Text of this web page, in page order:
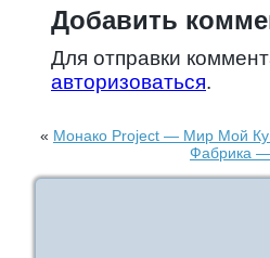
Добавить
Для отправки
авторизоваться.
« Монако Project — Мир Мой
Фабрика —